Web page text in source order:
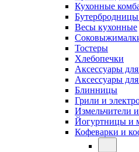
Кухонные
Весы кухонные
Тостеры
Хлебопечки
Аксессуары
Аксессуары
Блинницы
Грили и
Измельчители
Йогуртницы и
Кофеварки и